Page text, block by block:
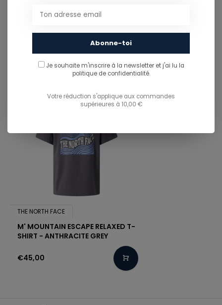
TU POURRAIS AUSSI AIMER...
THE NORTH FACE
M' MOUNTAIN ESCAPE RELAXED T-
SHIRT - ANTHRACITE GREY
€45,00
Abonne-toi
Je souhaite m'inscrire à la newsletter et j'ai lu la
politique de confidentialité.
Votre réduction s'applique aux commandes
supérieures à 10,00 €